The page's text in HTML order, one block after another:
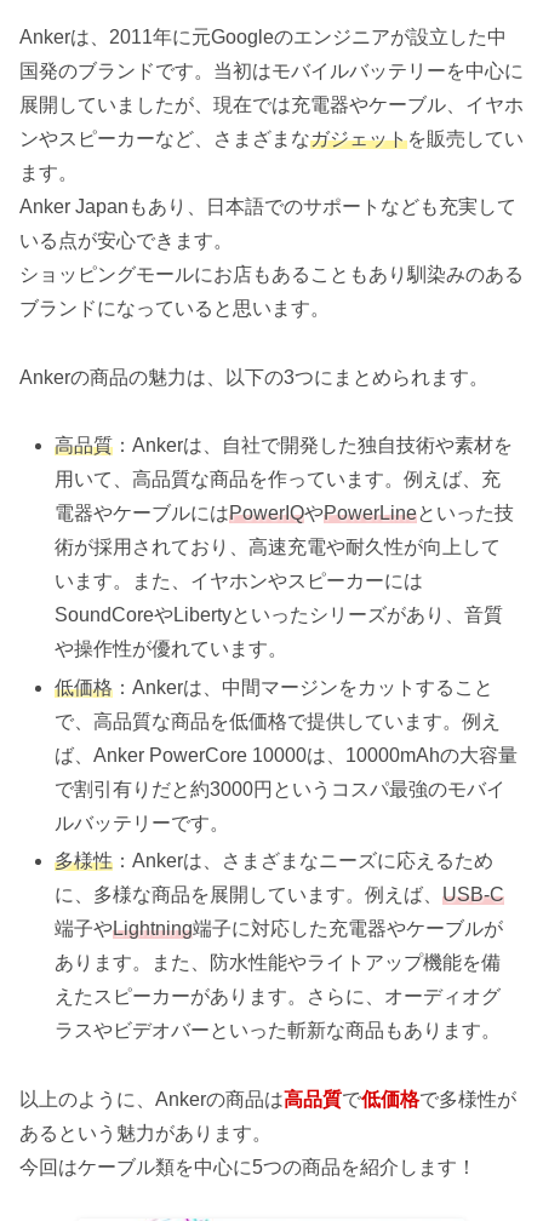
Ankerは、2011年に元Googleのエンジニアが設立した中
国発のブランドです。当初はモバイルバッテリーを中心に
展開していましたが、現在では充電器やケーブル、イヤホ
ンやスピーカーなど、さまざまなガジェットを販売してい
ます。
Anker Japanもあり、日本語でのサポートなども充実して
いる点が安心できます。
ショッピングモールにお店もあることもあり馴染みのある
ブランドになっていると思います。
Ankerの商品の魅力は、以下の3つにまとめられます。
高品質 ：Ankerは、自社で開発した独自技術や素材を
用いて、高品質な商品を作っています。例えば、充
電器やケーブルにはPowerIQやPowerLineといった技
術が採用されており、高速充電や耐久性が向上して
います。また、イヤホンやスピーカーには
SoundCoreやLibertyといったシリーズがあり、音質
や操作性が優れています。
低価格 ：Ankerは、中間マージンをカットすること
で、高品質な商品を低価格で提供しています。例え
ば、Anker PowerCore 10000は、10000mAhの大容量
で割引有りだと約3000円というコスパ最強のモバイ
ルバッテリーです。
多様性 ：Ankerは、さまざまなニーズに応えるため
に、多様な商品を展開しています。例えば、USB-C
端子やLightning端子に対応した充電器やケーブルが
あります。また、防水性能やライトアップ機能を備
えたスピーカーがあります。さらに、オーディオグ
ラスやビデオバーといった斬新な商品もあります。
以上のように、Ankerの商品は高品質で低価格で多様性が
あるという魅力があります。
今回はケーブル類を中心に5つの商品を紹介します！